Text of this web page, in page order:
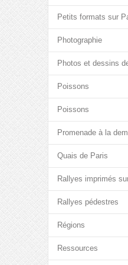
Petits formats sur
Photographie
Photos et dessins
Poissons
Poissons
Promenade à la
Quais de Paris
Rallyes imprimés
Rallyes pédestres
Régions
Ressources